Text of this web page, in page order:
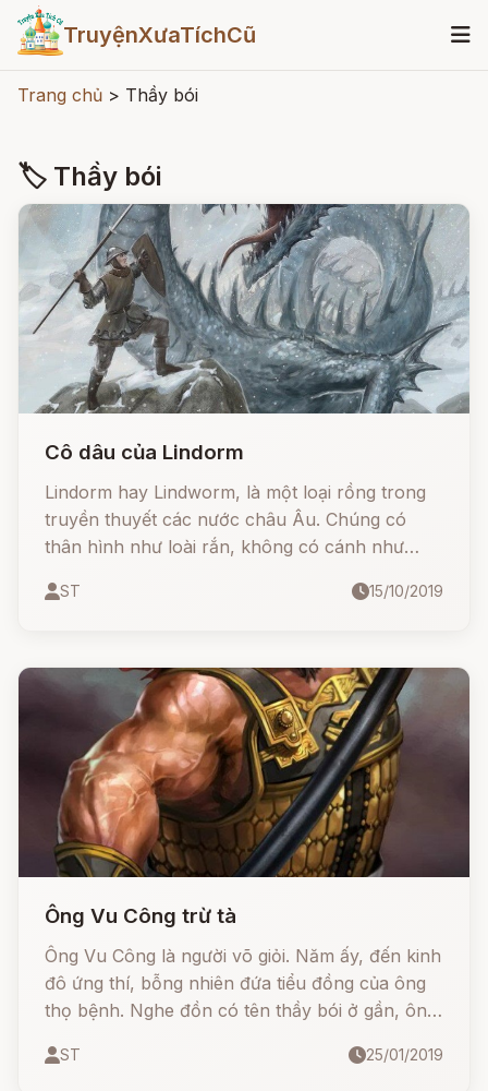
TruyệnXưaTíchCũ
Trang chủ > Thầy bói
🏷 Thầy bói
Cô dâu của Lindorm
Lindorm hay Lindworm, là một loại rồng trong
truyền thuyết các nước châu Âu. Chúng có
thân hình như loài rắn, không có cánh như
chi trước cùng móng vuốt.
ST 15/10/2019
Ông Vu Công trừ tà
Ông Vu Công là người võ giỏi. Năm ấy, đến kinh
đô ứng thí, bỗng nhiên đứa tiểu đồng của ông
thọ bệnh. Nghe đồn có tên thầy bói ở gần, ông
ST 25/01/2019